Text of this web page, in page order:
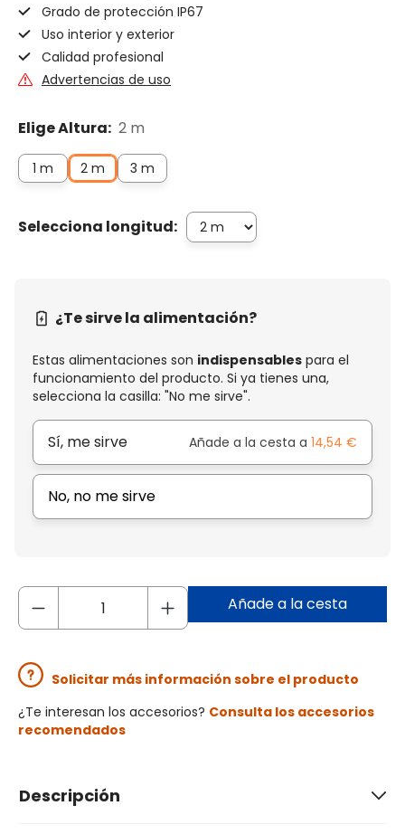
Grado de protección IP67
Uso interior y exterior
Calidad profesional
Advertencias de uso
Elige Altura: 2 m
1 m 2 m 3 m
Selecciona longitud:
¿Te sirve la alimentación?
Estas alimentaciones son indispensables para el
funcionamiento del producto. Si ya tienes una,
selecciona la casilla: "No me sirve".
Sí, me sirve Añade a la cesta a 14,54 €
No, no me sirve
Añade a la cesta
Solicitar más información sobre el producto
¿Te interesan los accesorios? Consulta los accesorios
recomendados
Descripción